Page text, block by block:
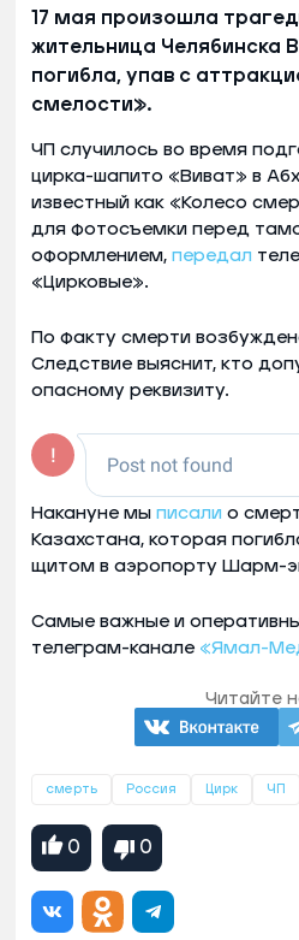
17 мая произошла
жительница Челябинска
погибла, упав с
смелости».
ЧП случилось во время
цирка-шапито «Виват» в
известный как «Колесо
для фотосъемки перед
оформлением, передал
«Цирковые».
По факту смерти
Следствие выяснит, кто
опасному реквизиту.
Накануне мы писали о
Казахстана, которая
щитом в аэропорту Шарм-
Самые важные и
телеграм-канале «Ямал-
Читайте
смерть Россия Цирк ЧП
0 0